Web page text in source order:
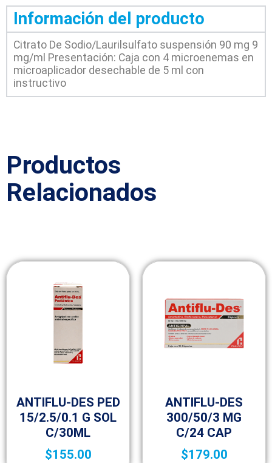
Información del producto
Citrato De Sodio/Laurilsulfato suspensión 90 mg 9
mg/ml Presentación: Caja con 4 microenemas en
microaplicador desechable de 5 ml con
instructivo
Productos
Relacionados
ANTIFLU-DES PED
15/2.5/0.1 G SOL
C/30ML
$155.00
ANTIFLU-DES
300/50/3 MG
C/24 CAP
$179.00